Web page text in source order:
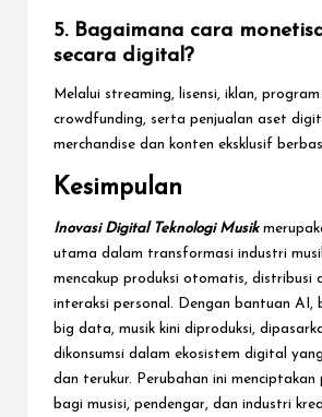
5. Bagaimana cara
secara digital?
Melalui streaming, lisensi, iklan,
crowdfunding, serta penjualan aset
merchandise dan konten eksklusif
Kesimpulan
Inovasi Digital Teknologi Musik
utama dalam transformasi industri
mencakup produksi otomatis, distribusi
interaksi personal. Dengan bantuan AI,
big data, musik kini diproduksi,
dikonsumsi dalam ekosistem digital
dan terukur. Perubahan ini menciptakan
bagi musisi, pendengar, dan industri